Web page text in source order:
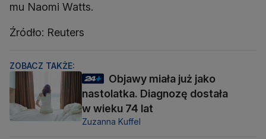
mu Naomi Watts.
Źródło: Reuters
ZOBACZ TAKŻE:
Objawy miała już jako
nastolatka. Diagnozę dostała
w wieku 74 lat
Zuzanna Kuffel